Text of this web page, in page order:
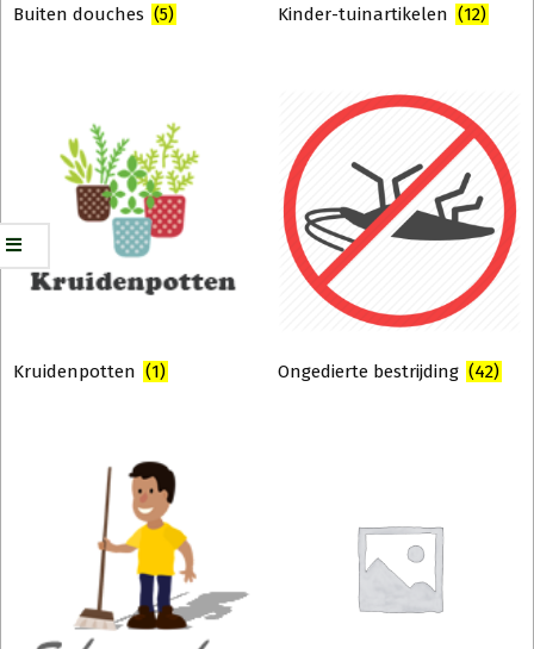
Buiten douches (5) Kinder-tuinartikelen (12)
Kruidenpotten (1) Ongedierte bestrijding (42)